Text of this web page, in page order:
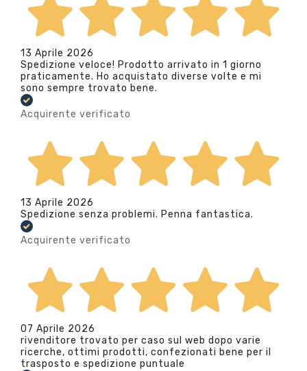
13 Aprile 2026
Spedizione veloce! Prodotto arrivato in 1 giorno
praticamente. Ho acquistato diverse volte e mi
sono sempre trovato bene.
Acquirente verificato
13 Aprile 2026
Spedizione senza problemi. Penna fantastica.
Acquirente verificato
07 Aprile 2026
rivenditore trovato per caso sul web dopo varie
ricerche, ottimi prodotti, confezionati bene per il
trasposto e spedizione puntuale